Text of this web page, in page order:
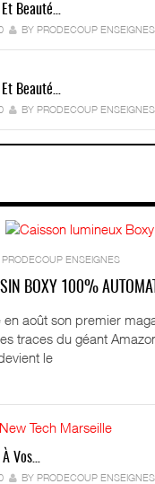
Beauté…
BY PRODECOUP ENSEIGNES
Beauté…
BY PRODECOUP ENSEIGNES
PRODECOUP ENSEIGNES
BOXY 100%
en août son premier
traces du géant
le
Vos…
BY PRODECOUP ENSEIGNES